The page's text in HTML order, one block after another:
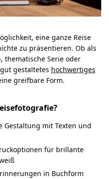
eine ganze Reise
zu präsentieren. Ob als
thematische Serie oder
gestaltetes hochwertiges
greifbare Form.
mit Texten und
für brillante
in Buchform